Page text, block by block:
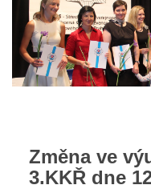
Změna ve
3.KKŘ dne